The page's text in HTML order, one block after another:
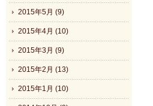
2015年5月 (9)
2015年4月 (10)
2015年3月 (9)
2015年2月 (13)
2015年1月 (10)